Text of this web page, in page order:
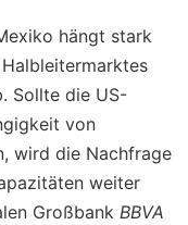
hängt stark
Sollte die US-
von
wird die Nachfrage
weiter
Großbank BBVA